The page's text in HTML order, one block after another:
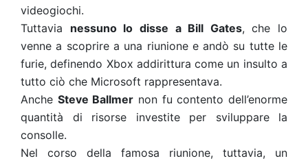
videogiochi.
Tuttavia nessuno lo disse a Bill Gates, che lo
venne a scoprire a una riunione e andò su tutte le
furie, definendo Xbox addirittura come un insulto a
tutto ciò che Microsoft rappresentava.
Anche Steve Ballmer non fu contento dell’enorme
quantità di risorse investite per sviluppare la
consolle.
Nel corso della famosa riunione, tuttavia, un